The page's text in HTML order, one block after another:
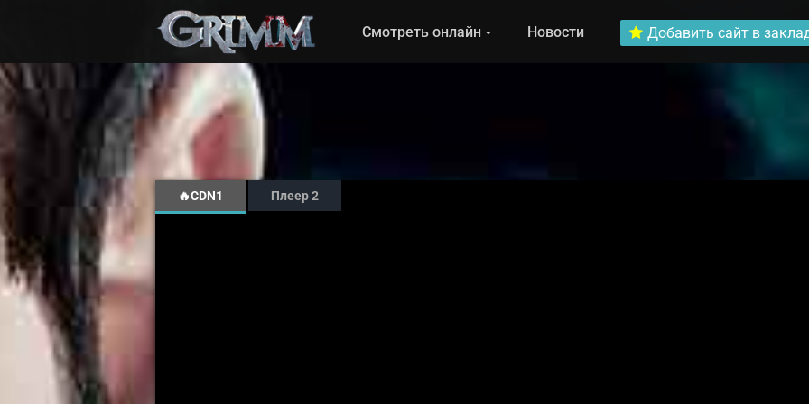
Смотреть онлайн Новости Добавить сайт в
🔥CDN1 Плеер 2